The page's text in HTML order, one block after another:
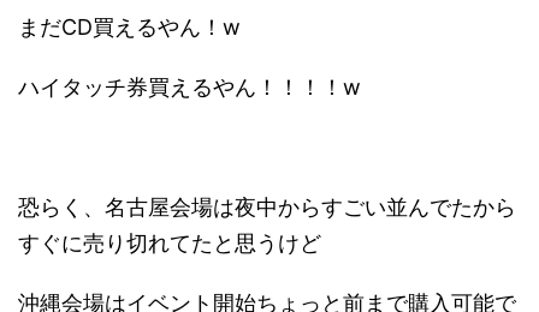
まだCD買えるやん！w
ハイタッチ券買えるやん！！！！w
恐らく、名古屋会場は夜中からすごい並んでたから
すぐに売り切れてたと思うけど
沖縄会場はイベント開始ちょっと前まで購入可能で